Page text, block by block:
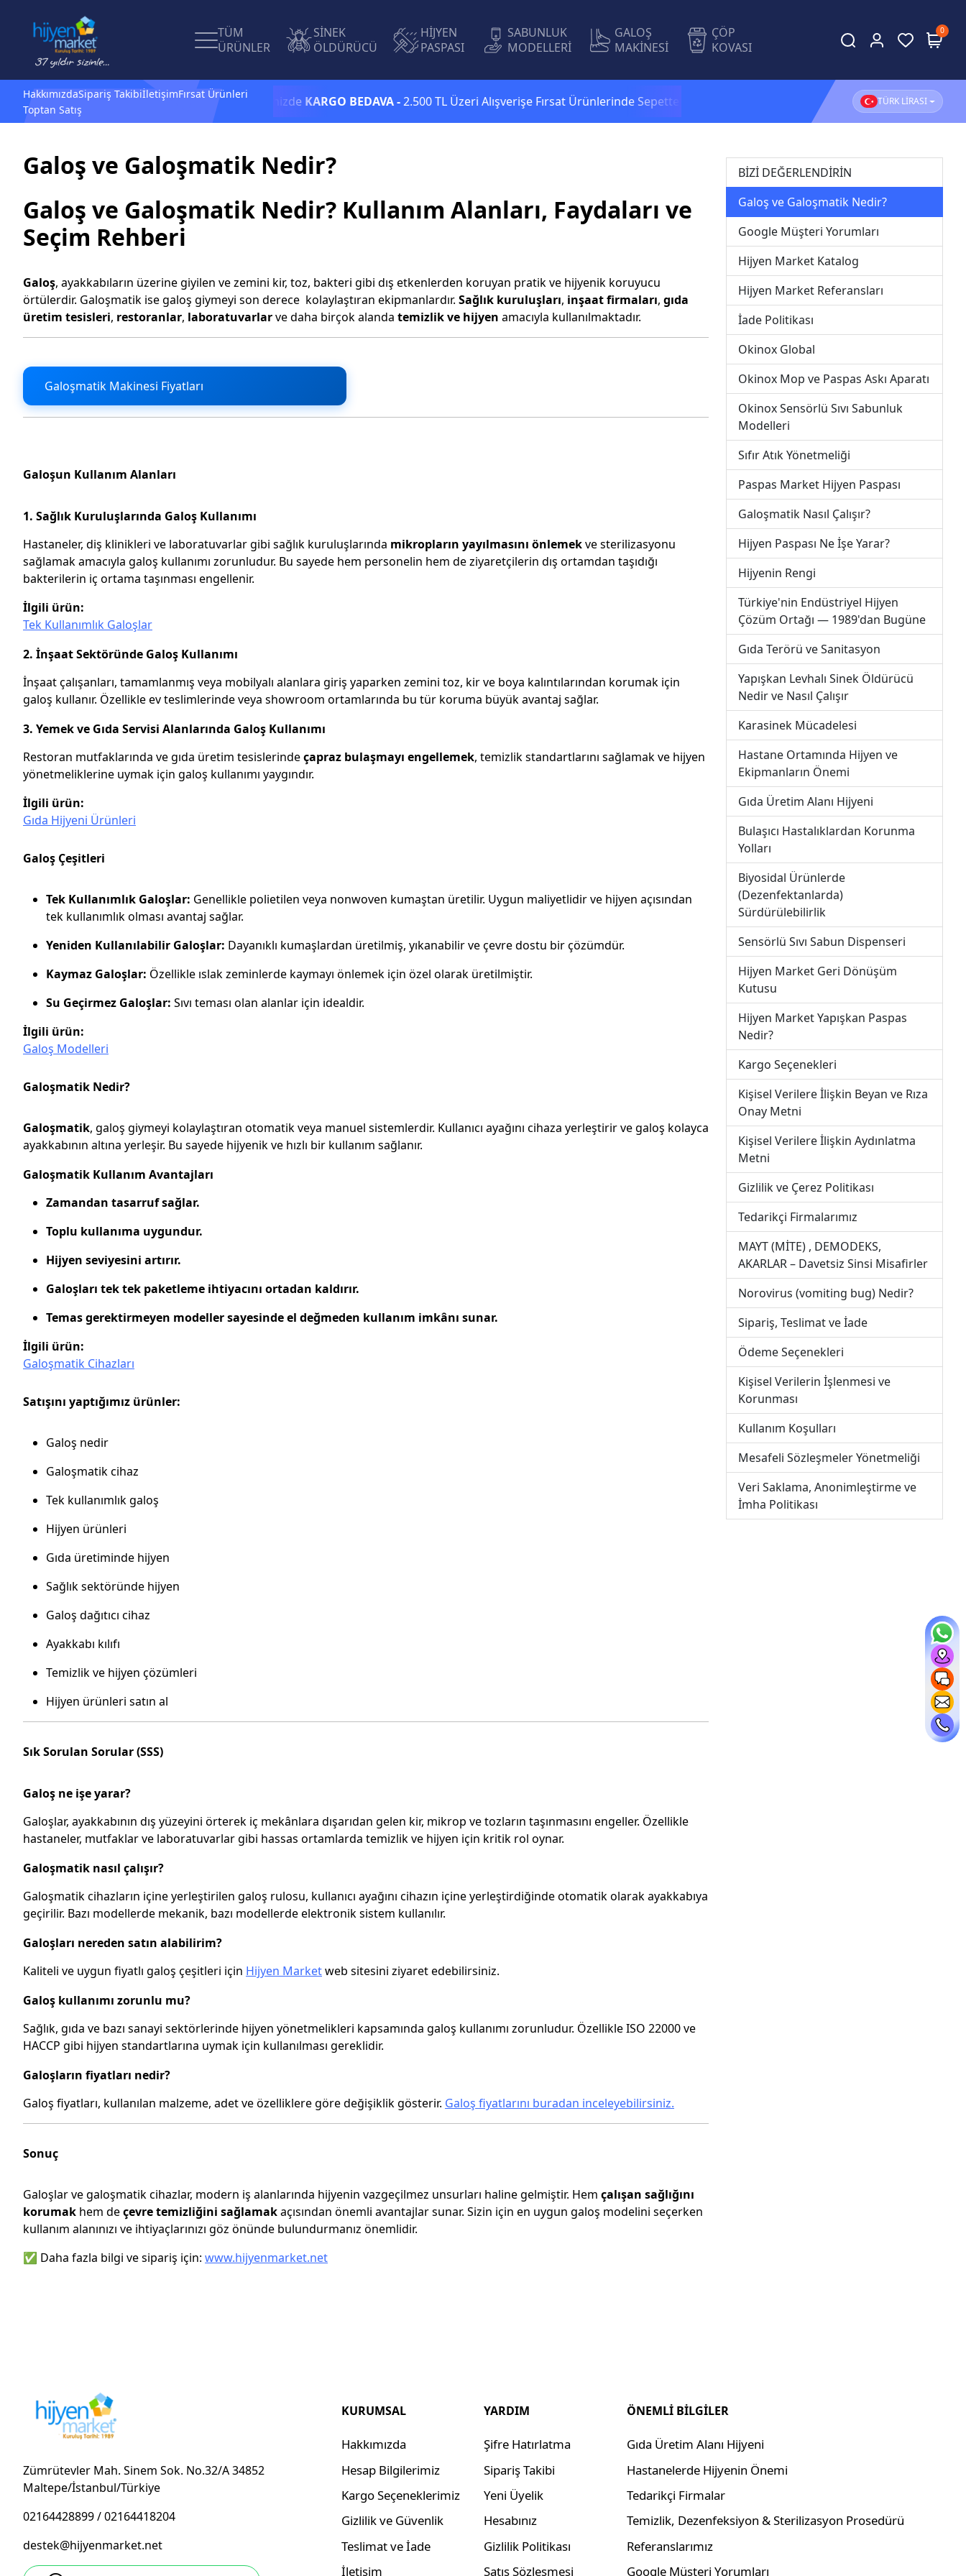
TÜM
ÜRÜNLER
SİNEK
ÖLDÜRÜCÜ
HİJYEN
PASPASI
SABUNLUK
MODELLERİ
GALOŞ
MAKİNESİ
ÇÖP
KOVASI
0
HakkımızdaSipariş TakibiİletişimFırsat Ürünleri
Toptan Satış 1.500 TL ve üzeri alışverişlerinizde KARGO BEDAVA -2.500 TL Üzeri Alışverişe Fırsat Ürünlerinde SepetteEkstra %5 İndirim! 1.500 TL ve üzeriTÜRK LİRASI
BİZİ DEĞERLENDİRİN
Galoş ve Galoşmatik Nedir?
Google Müşteri Yorumları
Hijyen Market Katalog
Hijyen Market Referansları
İade Politikası
Okinox Global
Okinox Mop ve Paspas Askı Aparatı
Okinox Sensörlü Sıvı Sabunluk
Modelleri
Sıfır Atık Yönetmeliği
Paspas Market Hijyen Paspası
Galoşmatik Nasıl Çalışır?
Hijyen Paspası Ne İşe Yarar?
Hijyenin Rengi
Türkiye'nin Endüstriyel Hijyen
Çözüm Ortağı — 1989'dan Bugüne
Gıda Terörü ve Sanitasyon
Yapışkan Levhalı Sinek Öldürücü
Nedir ve Nasıl Çalışır
Karasinek Mücadelesi
Hastane Ortamında Hijyen ve
Ekipmanların Önemi
Gıda Üretim Alanı Hijyeni
Bulaşıcı Hastalıklardan Korunma
Yolları
Biyosidal Ürünlerde
(Dezenfektanlarda)
Sürdürülebilirlik
Sensörlü Sıvı Sabun Dispenseri
Hijyen Market Geri Dönüşüm
Kutusu
Hijyen Market Yapışkan Paspas
Nedir?
Kargo Seçenekleri
Kişisel Verilere İlişkin Beyan ve Rıza
Onay Metni
Kişisel Verilere İlişkin Aydınlatma
Metni
Gizlilik ve Çerez Politikası
Tedarikçi Firmalarımız
MAYT (MİTE) , DEMODEKS,
AKARLAR – Davetsiz Sinsi Misafirler
Norovirus (vomiting bug) Nedir?
Sipariş, Teslimat ve İade
Ödeme Seçenekleri
Kişisel Verilerin İşlenmesi ve
Korunması
Kullanım Koşulları
Mesafeli Sözleşmeler Yönetmeliği
Veri Saklama, Anonimleştirme ve
İmha Politikası
Galoş ve Galoşmatik Nedir?
Galoş ve Galoşmatik Nedir? Kullanım Alanları, Faydaları ve
Seçim Rehberi
Galoş, ayakkabıların üzerine giyilen ve zemini kir, toz, bakteri gibi dış etkenlerden koruyan pratik ve hijyenik koruyucu
örtülerdir. Galoşmatik ise galoş giymeyi son derece kolaylaştıran ekipmanlardır. Sağlık kuruluşları, inşaat firmaları, gıda
üretim tesisleri, restoranlar, laboratuvarlarve daha birçok alanda temizlik ve hijyen amacıyla kullanılmaktadır.
Galoşmatik Makinesi Fiyatları
Galoşun Kullanım Alanları
1. Sağlık Kuruluşlarında Galoş Kullanımı
Hastaneler, diş klinikleri ve laboratuvarlar gibi sağlık kuruluşlarında mikropların yayılmasını önlemekve sterilizasyonu
sağlamak amacıyla galoş kullanımı zorunludur. Bu sayede hem personelin hem de ziyaretçilerin dış ortamdan taşıdığı
bakterilerin iç ortama taşınması engellenir.
İlgili ürün:
Tek Kullanımlık Galoşlar
2. İnşaat Sektöründe Galoş Kullanımı
İnşaat çalışanları, tamamlanmış veya mobilyalı alanlara giriş yaparken zemini toz, kir ve boya kalıntılarından korumak için
galoş kullanır. Özellikle ev teslimlerinde veya showroom ortamlarında bu tür koruma büyük avantaj sağlar.
3. Yemek ve Gıda Servisi Alanlarında Galoş Kullanımı
Restoran mutfaklarında ve gıda üretim tesislerindeçapraz bulaşmayı engellemek, temizlik standartlarını sağlamak ve hijyen
yönetmeliklerine uymak için galoş kullanımı yaygındır.
İlgili ürün:
Gıda Hijyeni Ürünleri
Galoş Çeşitleri
Tek Kullanımlık Galoşlar: Genellikle polietilen veya nonwoven kumaştan üretilir. Uygun maliyetlidir ve hijyen açısından
tek kullanımlık olması avantaj sağlar.
Yeniden Kullanılabilir Galoşlar: Dayanıklı kumaşlardan üretilmiş, yıkanabilir ve çevre dostu bir çözümdür.
Kaymaz Galoşlar: Özellikle ıslak zeminlerde kaymayı önlemek için özel olarak üretilmiştir.
Su Geçirmez Galoşlar: Sıvı teması olan alanlar için idealdir.
İlgili ürün:
Galoş Modelleri
Galoşmatik Nedir?
Galoşmatik, galoş giymeyi kolaylaştıran otomatik veya manuel sistemlerdir. Kullanıcı ayağını cihaza yerleştirir ve galoş kolayca
ayakkabının altına yerleşir. Bu sayede hijyenik ve hızlı bir kullanım sağlanır.
Galoşmatik Kullanım Avantajları
Zamandan tasarruf sağlar.
Toplu kullanıma uygundur.
Hijyen seviyesini artırır.
Galoşları tek tek paketleme ihtiyacını ortadan kaldırır.
Temas gerektirmeyen modeller sayesinde el değmeden kullanım imkânı sunar.
İlgili ürün:
Galoşmatik Cihazları
Satışını yaptığımız ürünler:
Galoş nedir
Galoşmatik cihaz
Tek kullanımlık galoş
Hijyen ürünleri
Gıda üretiminde hijyen
Sağlık sektöründe hijyen
Galoş dağıtıcı cihaz
Ayakkabı kılıfı
Temizlik ve hijyen çözümleri
Hijyen ürünleri satın al
Sık Sorulan Sorular (SSS)
Galoş ne işe yarar?
Galoşlar, ayakkabının dış yüzeyini örterek iç mekânlara dışarıdan gelen kir, mikrop ve tozların taşınmasını engeller. Özellikle
hastaneler, mutfaklar ve laboratuvarlar gibi hassas ortamlarda temizlik ve hijyen için kritik rol oynar.
Galoşmatik nasıl çalışır?
Galoşmatik cihazların içine yerleştirilen galoş rulosu, kullanıcı ayağını cihazın içine yerleştirdiğinde otomatik olarak ayakkabıya
geçirilir. Bazı modellerde mekanik, bazı modellerde elektronik sistem kullanılır.
Galoşları nereden satın alabilirim?
Kaliteli ve uygun fiyatlı galoş çeşitleri için Hijyen Marketweb sitesini ziyaret edebilirsiniz.
Galoş kullanımı zorunlu mu?
Sağlık, gıda ve bazı sanayi sektörlerinde hijyen yönetmelikleri kapsamında galoş kullanımı zorunludur. Özellikle ISO 22000 ve
HACCP gibi hijyen standartlarına uymak için kullanılması gereklidir.
Galoşların fiyatları nedir?
Galoş fiyatları, kullanılan malzeme, adet ve özelliklere göre değişiklik gösterir. Galoş fiyatlarını buradan inceleyebilirsiniz.
Sonuç
Galoşlar ve galoşmatik cihazlar, modern iş alanlarında hijyenin vazgeçilmez unsurları haline gelmiştir. Hem çalışan sağlığını
korumak hem deçevre temizliğini sağlamakaçısından önemli avantajlar sunar. Sizin için en uygun galoş modelini seçerken
kullanım alanınızı ve ihtiyaçlarınızı göz önünde bulundurmanız önemlidir.
✅ Daha fazla bilgi ve sipariş için: www.hijyenmarket.net
Zümrütevler Mah. Sinem Sok. No.32/A 34852
Maltepe/İstanbul/Türkiye
02164428899/02164418204
destek@hijyenmarket.net
KURUMSAL
Hakkımızda
Hesap Bilgilerimiz
Kargo Seçeneklerimiz
Gizlilik ve Güvenlik
Teslimat ve İade
İletişim
YARDIM
Şifre Hatırlatma
Sipariş Takibi
Yeni Üyelik
Hesabınız
Gizlilik Politikası
Satış Sözleşmesi
ÖNEMLİ BİLGİLER
Gıda Üretim Alanı Hijyeni
Hastanelerde Hijyenin Önemi
Tedarikçi Firmalar
Temizlik, Dezenfeksiyon & Sterilizasyon Prosedürü
Referanslarımız
Google Müşteri Yorumları